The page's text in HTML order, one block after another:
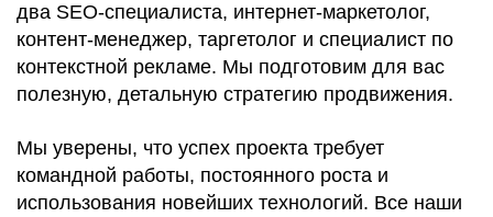
два SEO-специалиста, интернет-маркетолог,
контент-менеджер, таргетолог и специалист по
контекстной рекламе. Мы подготовим для вас
полезную, детальную стратегию продвижения.
Мы уверены, что успех проекта требует
командной работы, постоянного роста и
использования новейших технологий. Все наши